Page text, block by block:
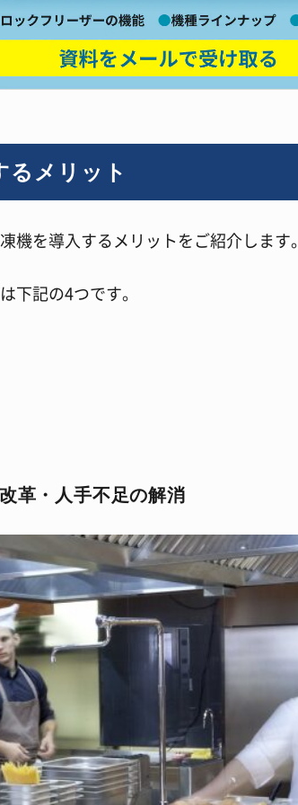
るメリット
機を導入するメリットをご紹介します。
下記の4つです。
革・人手不足の解消